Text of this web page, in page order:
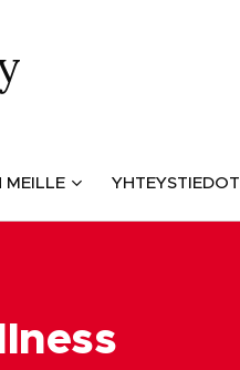
MEILLE YHTEYSTIEDOT